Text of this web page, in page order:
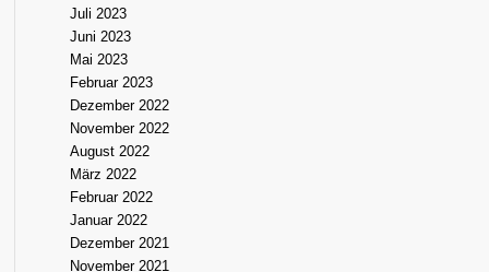
Juli 2023
Juni 2023
Mai 2023
Februar 2023
Dezember 2022
November 2022
August 2022
März 2022
Februar 2022
Januar 2022
Dezember 2021
November 2021